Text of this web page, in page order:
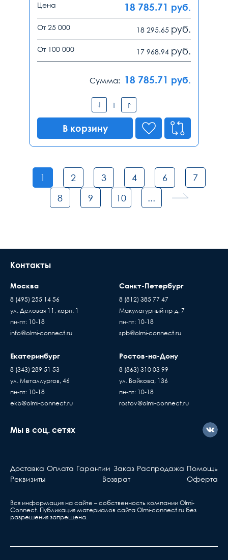
Цена 18 785.71 руб.
От 25 000 18 295.65 руб.
От 100 000 17 968.94 руб.
Сумма: 18 785.71 руб.
В корзину
1 2 3 4 6
7
8
9 10 ...
Контакты
Москва
8 (495) 255 14 56
ул. Деловая 11, корп. 1
пн-пт: 10-18
info@olmi-connect.ru
Санкт-Петербург
8 (812) 385 77 47
Макулатурный пр-д, 7
пн-пт: 10-18
spb@olmi-connect.ru
Екатеринбург
8 (343) 289 51 53
ул. Металлургов, 46
пн-пт: 10-18
ekb@olmi-connect.ru
Ростов-на-Дону
8 (863) 310 03 99
ул. Войкова, 136
пн-пт: 10-18
rostov@olmi-connect.ru
Мы в соц. сетях
Доставка Оплата Гарантии Заказ Распродажа Помощь
Реквизиты
Возврат Оферта
Вся информация на сайте – собственность компании Olmi-
Сonnect. Публикация материалов сайта Olmi-connect.ru без
разрешения запрещена.